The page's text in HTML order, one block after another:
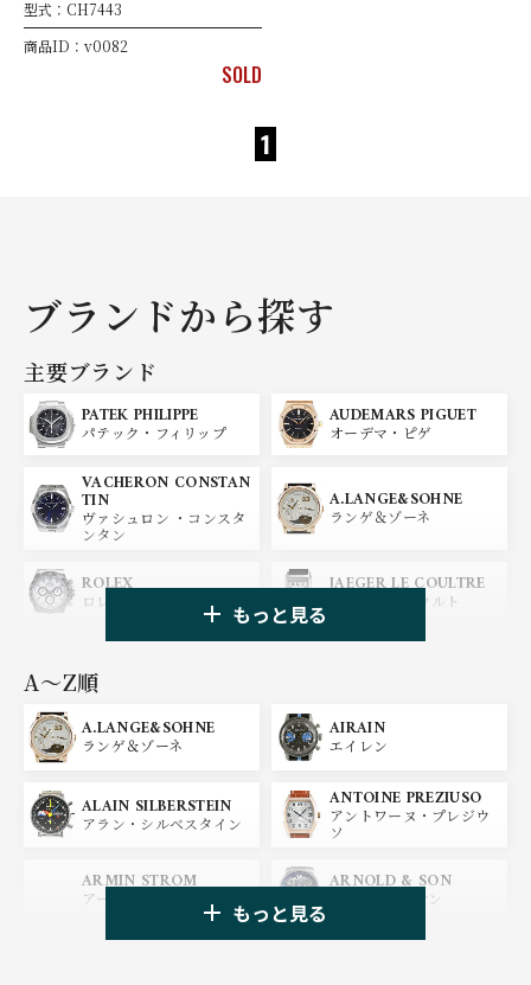
型式：CH7443
商品ID：v0082
SOLD
1
ブランドから探す
主要ブランド
PATEK PHILIPPE
パテック・フィリップ
AUDEMARS PIGUET
オーデマ・ピゲ
VACHERON CONSTAN
TIN
ヴァシュロン ・コンスタ
ンタン
A.LANGE&SOHNE
ランゲ＆ゾーネ
ROLEX
ロレックス
JAEGER LE COULTRE
ジャガー・ルクルト
パネライ
OMEGA
オメガ
BREGUET
ブレゲ
BLANCPAIN
ブランパン
BREITLING
ブライトリング
HUBLOT
ウブロ
ZENITH
もっと見る
A〜Z順
A.LANGE&SOHNE
ランゲ＆ゾーネ
AIRAIN
エイレン
ALAIN SILBERSTEIN
アラン・シルベスタイン
ANTOINE PREZIUSO
アントワーヌ・プレジウ
ソ
ARMIN STROM
アーミン・シュトローム
ARNOLD & SON
アーノルド&サン
もっと見る